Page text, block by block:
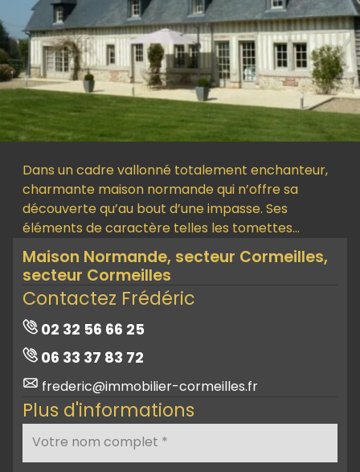
Dans un cadre vallonné totalement enchanteur,
charmante maison normande qui n’offre sa
découverte qu’au bout d’une impasse. Ses
éléments de caractère telles les tomettes…
Maison Normande, secteur Cormeilles,
secteur Cormeilles
Contactez Frédéric
02 32 56 66 25
06 33 37 83 72
frederic@immobilier-cormeilles.fr
Plus d'informations